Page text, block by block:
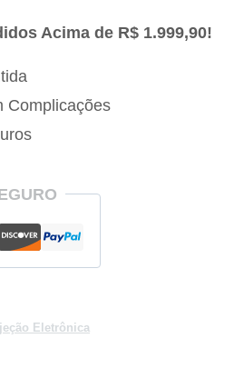
Acima de R$ 1.999,90!
Complicações
Eletrônica